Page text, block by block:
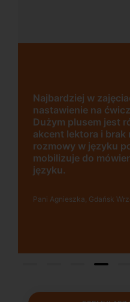
Najbardziej w
nastawienie na
Dużym plusem jest
akcent lektora i brak
rozmowy w języku
mobilizuje do
języku.
Pani Agnieszka, Gdańsk